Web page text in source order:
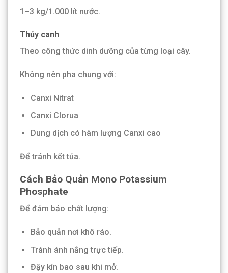
1–3 kg/1.000 lít nước.
Thủy canh
Theo công thức dinh dưỡng của từng loại cây.
Không nên pha chung với:
Canxi Nitrat
Canxi Clorua
Dung dịch có hàm lượng Canxi cao
Để tránh kết tủa.
Cách Bảo Quản Mono Potassium
Phosphate
Để đảm bảo chất lượng:
Bảo quản nơi khô ráo.
Tránh ánh nắng trực tiếp.
Đậy kín bao sau khi mở.